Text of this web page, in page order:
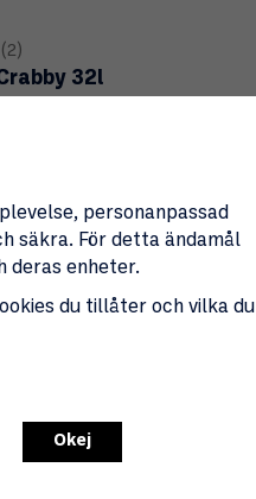
(2)
32l
personanpassad
säkra. För detta ändamål
deras enheter.
du tillåter och vilka du
Okej